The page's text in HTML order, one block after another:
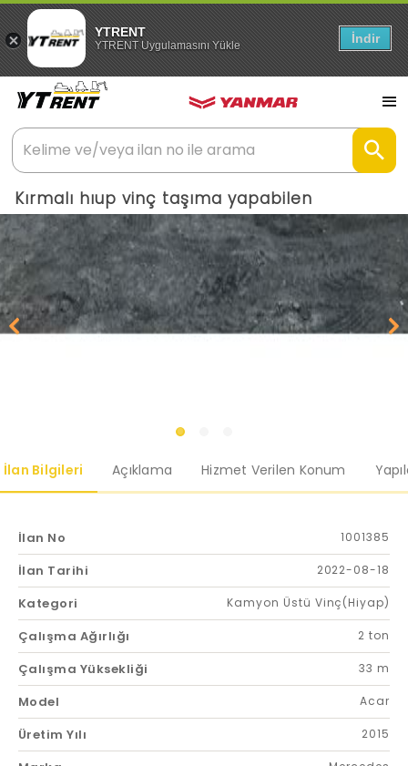
YTRENT
YTRENT Uygulamasını Yükle İndir
Kırmalı hıup vinç taşıma yapabilen
İlan Bilgileri Açıklama Hizmet Verilen Konum
İlan No 1001385
İlan Tarihi 2022-08-18
Kategori Kamyon Üstü Vinç(Hiyap)
Çalışma Ağırlığı 2 ton
Çalışma Yüksekliği 33 m
Model Acar
Üretim Yılı 2015